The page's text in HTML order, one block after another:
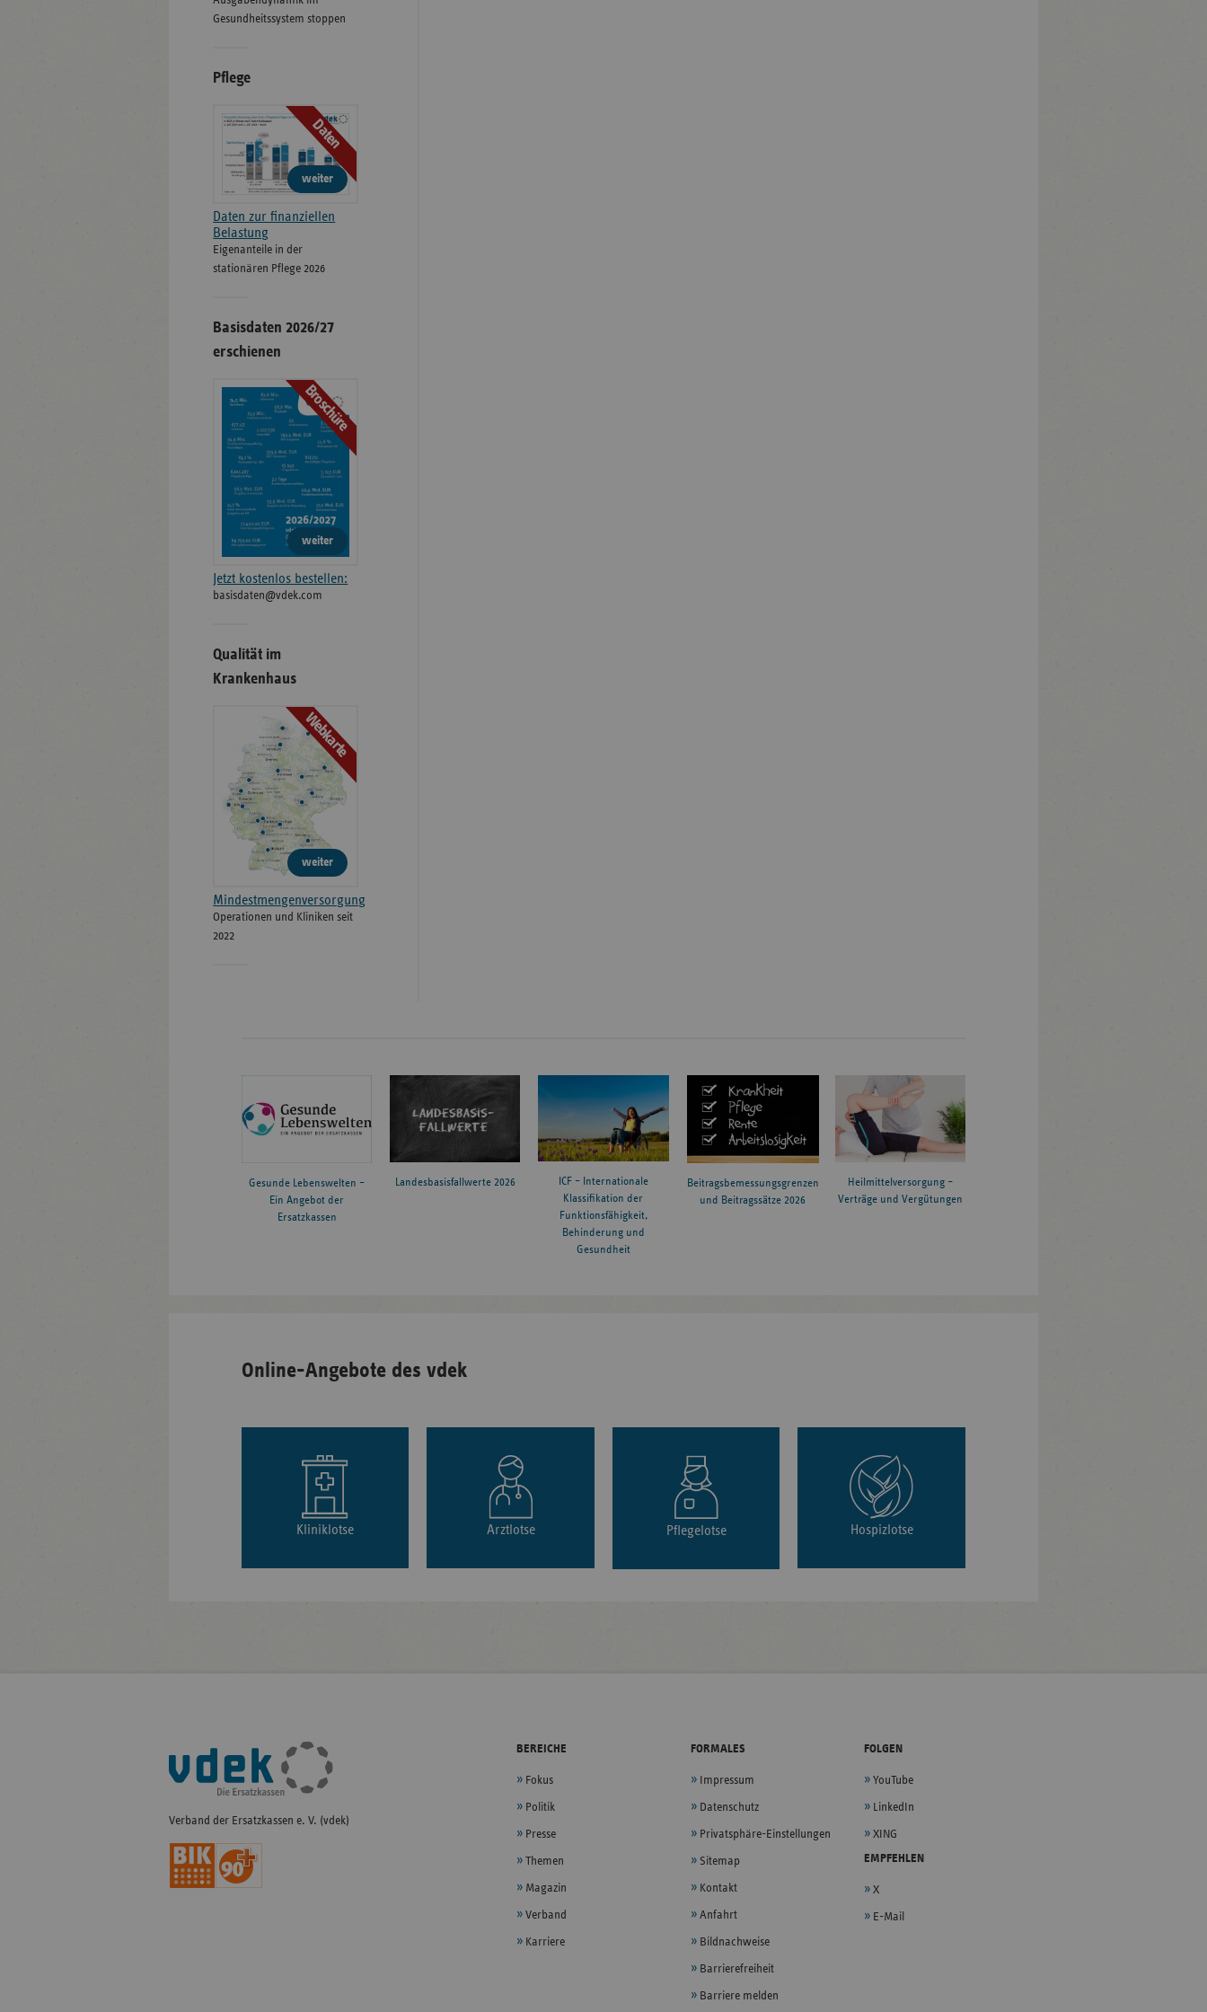
Gesundheitssystem stoppen
Pflege
Daten
weiter
Daten zur finanziellen
Belastung
Eigenanteile in der
stationären Pflege 2026
Basisdaten 2026/27
erschienen
Broschüre
weiter
Jetzt kostenlos bestellen:
basisdaten@vdek.com
Qualität im
Krankenhaus
Webkarte
weiter
Mindestmengenversorgung
Operationen und Kliniken seit
2022
Gesunde Lebenswelten –
Ein Angebot der
Ersatzkassen
Landesbasisfallwerte 2026
ICF – Internationale
Klassifikation der
Funktionsfähigkeit,
Behinderung und
Gesundheit
Beitragsbemessungsgrenzen
und Beitragssätze 2026
Heilmittelversorgung –
Verträge und Vergütungen
Online-Angebote des vdek
Kliniklotse Arztlotse Pflegelotse Hospizlotse
Fußleisten-
Navigation
Verband der Ersatzkassen e. V. (vdek)
BEREICHE
Fokus
Politik
Presse
Themen
Magazin
Verband
Karriere
FORMALES
Impressum
Datenschutz
Privatsphäre-Einstellungen
Sitemap
Kontakt
Anfahrt
Bildnachweise
Barrierefreiheit
Barriere melden
FOLGEN
YouTube
LinkedIn
XING
EMPFEHLEN
X
E-Mail